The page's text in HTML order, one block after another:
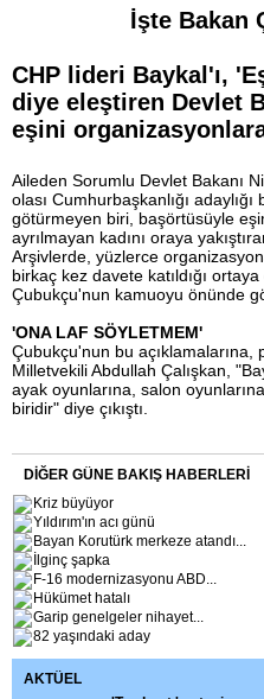
İşte Bakan
CHP lideri Baykal'ı,
diye eleştiren Devlet
eşini
Aileden Sorumlu Devlet Bakanı
olası Cumhurbaşkanlığı
götürmeyen biri, başörtüsüyle
ayrılmayan kadını oraya
Arşivlerde, yüzlerce
birkaç kez davete katıldığı
Çubukçu'nun kamuoyu önünde
'ONA LAF SÖYLETMEM'
Çubukçu'nun bu
Milletvekili Abdullah Çalışkan,
ayak oyunlarına, salon
biridir" diye çıkıştı.
DİĞER GÜNE BAKIŞ HABERLERİ
Kriz büyüyor
Yıldırım'ın acı günü
Bayan Korutürk merkeze atandı...
İlginç şapka
F-16 modernizasyonu ABD...
Hükümet hatalı
Garip genelgeler nihayet...
82 yaşındaki aday
AKTÜEL